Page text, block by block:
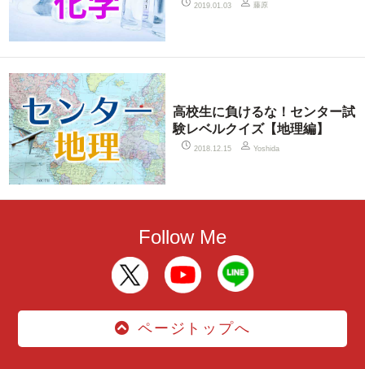
2019.01.03 藤原
高校生に負けるな！センター試
験レベルクイズ【地理編】
2018.12.15 Yoshida
Follow Me
ページトップへ